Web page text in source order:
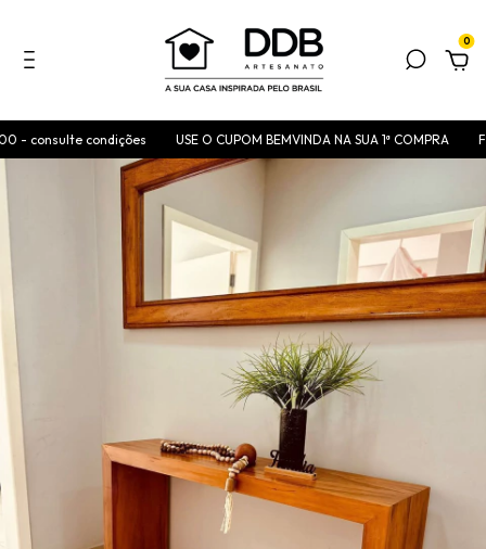
0
- consulte condições USE O CUPOM BEMVINDA NA SUA 1ª COMPRA